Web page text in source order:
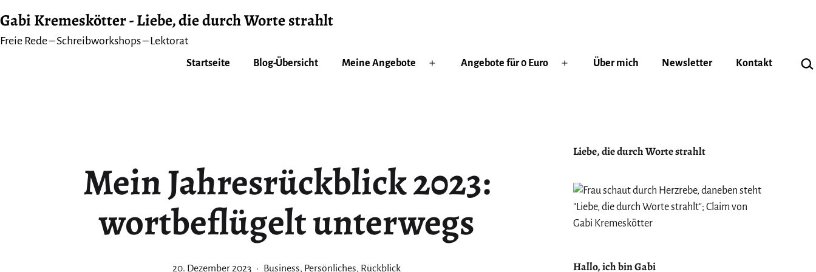
Inhalt
Gabi Kremeskötter - Liebe, die durch Worte strahlt
Freie Rede – Schreibworkshops – Lektorat
Startseite Blog-Übersicht Meine Angebote Angebote für 0 Euro Über mich Newsletter Kontakt
Mein Jahresrückblick 2023:
wortbeflügelt unterwegs
Veröffentlicht
20. Dezember 2023 Kategorisiert
Business, Persönliches, Rückblick
Liebe, die durch Worte strahlt
Hallo, ich bin Gabi